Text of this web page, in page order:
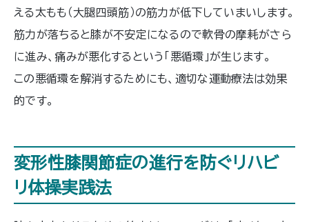
える太もも（大腿四頭筋）の筋力が低下していまいします。
筋力が落ちると膝が不安定になるので軟骨の摩耗がさら
に進み、痛みが悪化するという「悪循環」が生じます。
この悪循環を解消するためにも、適切な運動療法は効果
的です。
変形性膝関節症の進行を防ぐリハビ
リ体操実践法